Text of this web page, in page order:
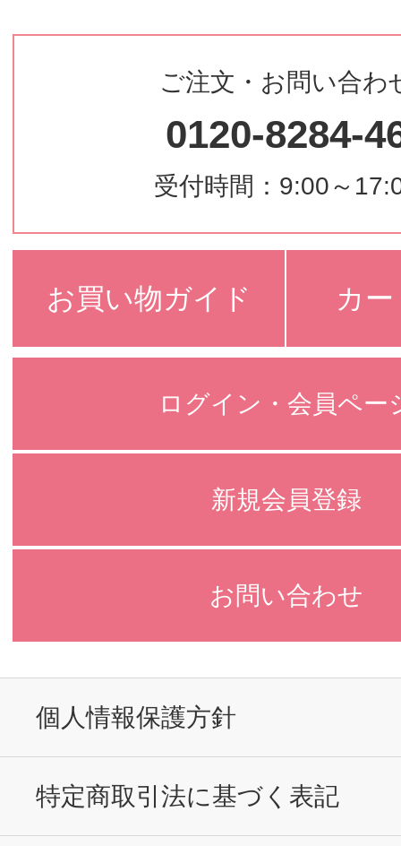
ご注文・お問い合わ
0120-8284-
受付時間：9:00～
お買い物ガイド カ
ログイン・会員ペー
新規会員登録
お問い合わせ
個人情報保護方針
特定商取引法に基づく表記